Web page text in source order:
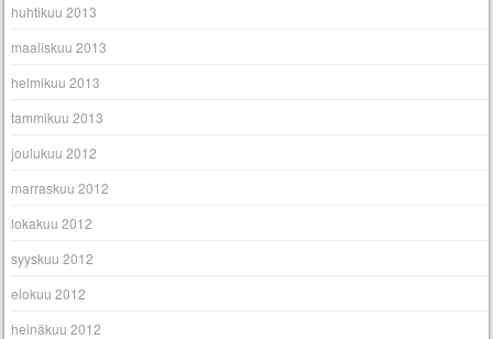
huhtikuu 2013
maaliskuu 2013
helmikuu 2013
tammikuu 2013
joulukuu 2012
marraskuu 2012
lokakuu 2012
syyskuu 2012
elokuu 2012
heinäkuu 2012